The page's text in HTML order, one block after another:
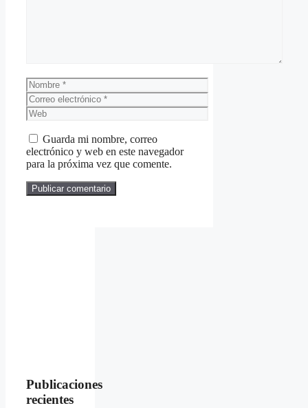
Nombre
Correo
electrónico
Web
Guarda mi nombre, correo
electrónico y web en este navegador
para la próxima vez que comente.
Publicaciones
recientes